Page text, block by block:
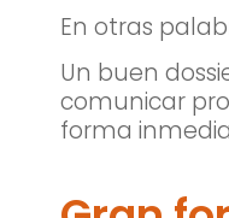
En otras
Un buen
comunicar
forma